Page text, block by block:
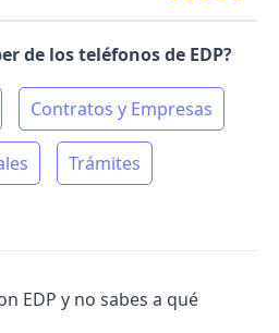
de los teléfonos de EDP?
Contratos y Empresas
Trámites
EDP y no sabes a qué